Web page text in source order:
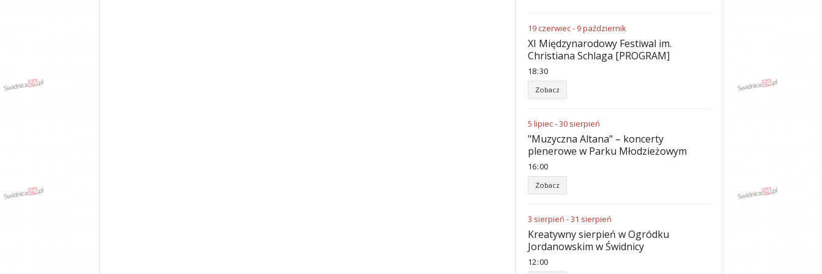
19czerwiec- 9październik
XI Międzynarodowy Festiwal im.
Christiana Schlaga [PROGRAM]
18:30
Zobacz
5 lipiec-30 sierpień
"Muzyczna Altana" – koncerty
plenerowe w Parku Młodzieżowym
16:00
Zobacz
3 sierpień -31 sierpień
Kreatywny sierpień w Ogródku
Jordanowskim w Świdnicy
12:00